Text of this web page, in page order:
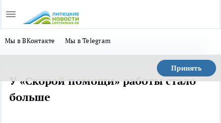
Мы в ВКонтакте Мы в Telegram
Принять
У «Скорой помощи» работы стало
больше